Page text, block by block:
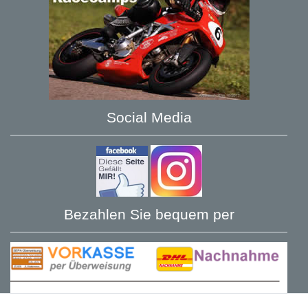
Social Media
Bezahlen Sie bequem per